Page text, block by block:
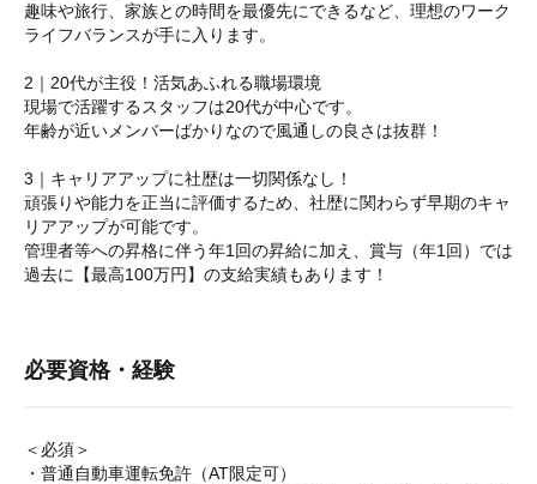
趣味や旅行、家族との時間を最優先にできるなど、理想のワーク
ライフバランスが手に入ります。
2｜20代が主役！活気あふれる職場環境
現場で活躍するスタッフは20代が中心です。
年齢が近いメンバーばかりなので風通しの良さは抜群！
3｜キャリアアップに社歴は一切関係なし！
頑張りや能力を正当に評価するため、社歴に関わらず早期のキャ
リアアップが可能です。
管理者等への昇格に伴う年1回の昇給に加え、賞与（年1回）では
過去に【最高100万円】の支給実績もあります！
必要資格・経験
＜必須＞
・普通自動車運転免許（AT限定可）